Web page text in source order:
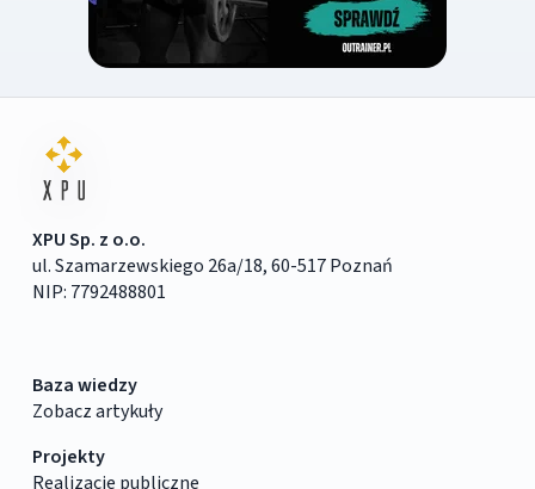
XPU Sp. z o.o.
ul. Szamarzewskiego 26a/18, 60-517 Poznań
NIP: 7792488801
Baza wiedzy
Zobacz artykuły
Projekty
Realizacje publiczne